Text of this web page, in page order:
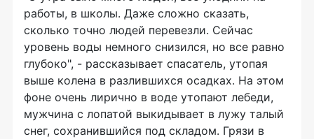
работы, в школы. Даже сложно сказать,
сколько точно людей перевезли. Сейчас
уровень воды немного снизился, но все равно
глубоко", - рассказывает спасатель, утопая
выше колена в разлившихся осадках. На этом
фоне очень лирично в воде утопают лебеди,
мужчина с лопатой выкидывает в лужу талый
снег, сохранившийся под складом. Грязи в